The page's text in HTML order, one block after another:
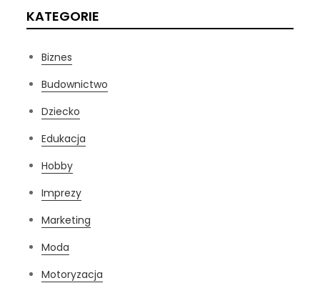
KATEGORIE
Biznes
Budownictwo
Dziecko
Edukacja
Hobby
Imprezy
Marketing
Moda
Motoryzacja